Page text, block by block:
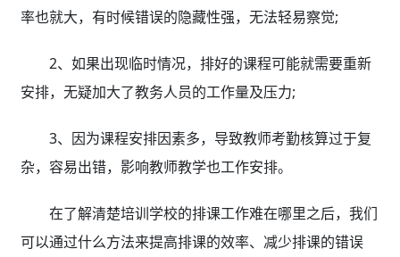
率也就大，有时候错误的隐藏性强，无法轻易察觉;
2、如果出现临时情况，排好的课程可能就需要重新
安排，无疑加大了教务人员的工作量及压力;
3、因为课程安排因素多，导致教师考勤核算过于复
杂，容易出错，影响教师教学也工作安排。
在了解清楚培训学校的排课工作难在哪里之后，我们
可以通过什么方法来提高排课的效率、减少排课的错误